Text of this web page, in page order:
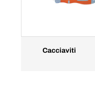
Cacciaviti